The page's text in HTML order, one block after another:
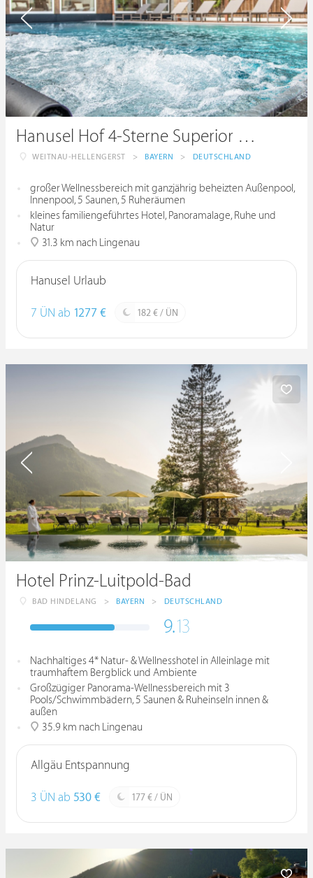
Hanusel Hof 4-Sterne Superior Hotel
WEITNAU-HELLENGERST > BAYERN > DEUTSCHLAND
großer Wellnessbereich mit ganzjährig beheizten Außenpool,
Innenpool, 5 Saunen, 5 Ruheräumen
kleines familiengeführtes Hotel, Panoramalage, Ruhe und
Natur
31.3 km nach Lingenau
Hanusel Urlaub
7 ÜN ab 1277 € 182 € / ÜN
Hotel Prinz-Luitpold-Bad
BAD HINDELANG > BAYERN > DEUTSCHLAND
9.13
Nachhaltiges 4* Natur- & Wellnesshotel in Alleinlage mit
traumhaftem Bergblick und Ambiente
Großzügiger Panorama-Wellnessbereich mit 3
Pools/Schwimmbädern, 5 Saunen & Ruheinseln innen &
außen
35.9 km nach Lingenau
Allgäu Entspannung
3 ÜN ab 530 € 177 € / ÜN